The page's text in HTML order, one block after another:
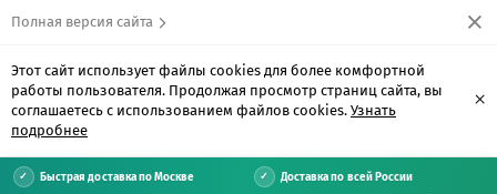
Полная версия сайта
Этот сайт использует файлы cookies для более комфортной
работы пользователя. Продолжая просмотр страниц сайта, вы
соглашаетесь с использованием файлов cookies. Узнать
подробнее
×
Быстрая доставка по Москве Доставка по всей России